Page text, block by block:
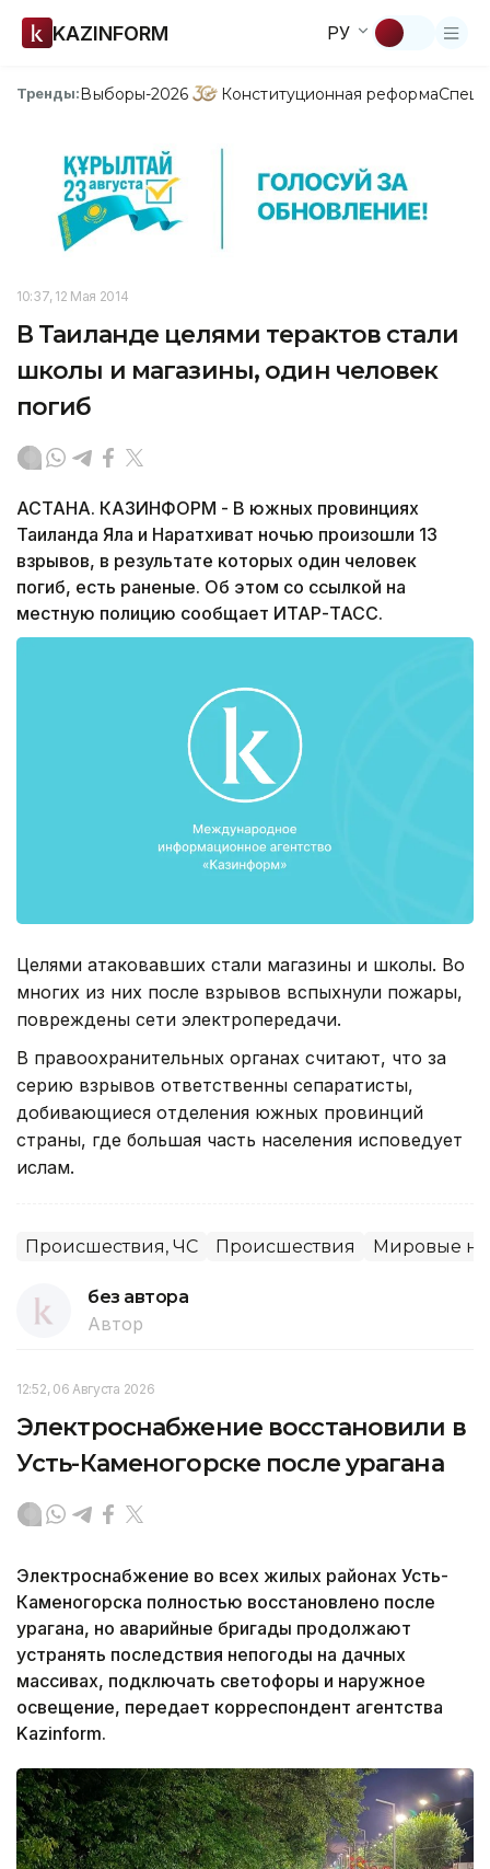
KAZINFORM РУ
Тренды:Выборы-2026 Конституционная реформа
10:37, 12 Мая 2014
В Таиланде целями терактов стали
школы и магазины, один человек
погиб
АСТАНА. КАЗИНФОРМ - В южных провинциях
Таиланда Яла и Наратхиват ночью произошли 13
взрывов, в результате которых один человек
погиб, есть раненые. Об этом со ссылкой на
местную полицию сообщает ИТАР-ТАСС.
Целями атаковавших стали магазины и школы. Во
многих из них после взрывов вспыхнули пожары,
повреждены сети электропередачи.
В правоохранительных органах считают, что за
серию взрывов ответственны сепаратисты,
добивающиеся отделения южных провинций
страны, где большая часть населения исповедует
ислам.
Происшествия, ЧС Происшествия Мировые
без автора
Автор
12:52, 06 Августа 2026
Электроснабжение восстановили в
Усть-Каменогорске после урагана
Электроснабжение во всех жилых районах Усть-
Каменогорска полностью восстановлено после
урагана, но аварийные бригады продолжают
устранять последствия непогоды на дачных
массивах, подключать светофоры и наружное
освещение, передает корреспондент агентства
Kazinform.